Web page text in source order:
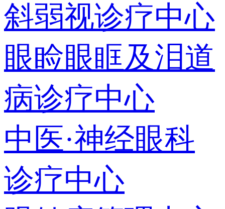
斜弱视诊疗中心
眼睑眼眶及泪道
病诊疗中心
中医·神经眼科
诊疗中心